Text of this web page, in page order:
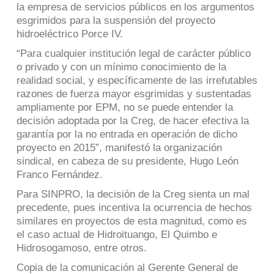
la empresa de servicios públicos en los argumentos
esgrimidos para la suspensión del proyecto
hidroeléctrico Porce IV.
“Para cualquier institución legal de carácter público
o privado y con un mínimo conocimiento de la
realidad social, y específicamente de las irrefutables
razones de fuerza mayor esgrimidas y sustentadas
ampliamente por EPM, no se puede entender la
decisión adoptada por la Creg, de hacer efectiva la
garantía por la no entrada en operación de dicho
proyecto en 2015”, manifestó la organización
sindical, en cabeza de su presidente, Hugo León
Franco Fernández.
Para SINPRO, la decisión de la Creg sienta un mal
precedente, pues incentiva la ocurrencia de hechos
similares en proyectos de esta magnitud, como es
el caso actual de Hidroituango, El Quimbo e
Hidrosogamoso, entre otros.
Copia de la comunicación al Gerente General de